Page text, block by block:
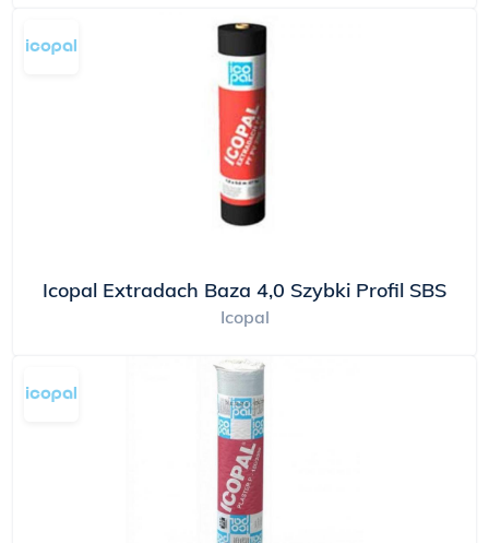
Icopal Extradach Baza 4,0 Szybki Profil SBS
Icopal